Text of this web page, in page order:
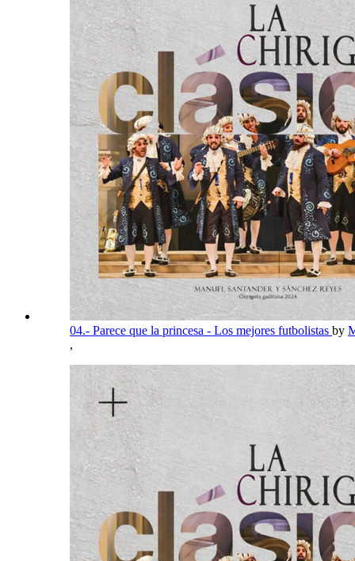
04.- Parece que la princesa - Los mejores futbolistas by
,